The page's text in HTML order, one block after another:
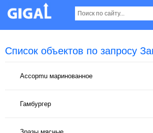
Список объектов по запросу
Аccopmu маринованное
Гамбургер